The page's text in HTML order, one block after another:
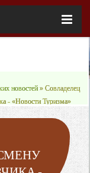
новостей » Совладелец
- «Новости Туризма»